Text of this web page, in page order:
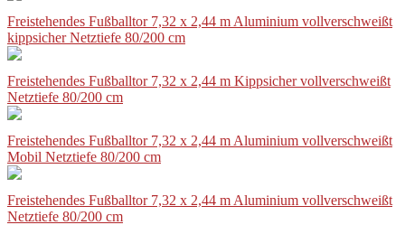
Freistehendes Fußballtor 7,32 x 2,44 m Aluminium vollverschweißt
kippsicher Netztiefe 80/200 cm
Freistehendes Fußballtor 7,32 x 2,44 m Kippsicher vollverschweißt
Netztiefe 80/200 cm
Freistehendes Fußballtor 7,32 x 2,44 m Aluminium vollverschweißt
Mobil Netztiefe 80/200 cm
Freistehendes Fußballtor 7,32 x 2,44 m Aluminium vollverschweißt
Netztiefe 80/200 cm